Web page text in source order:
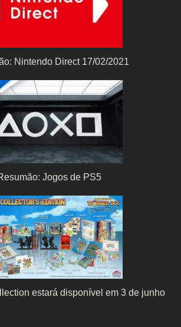
Nintendo Direct 17/02/2021
Jogos de PS5
estará disponível em 3 de junho